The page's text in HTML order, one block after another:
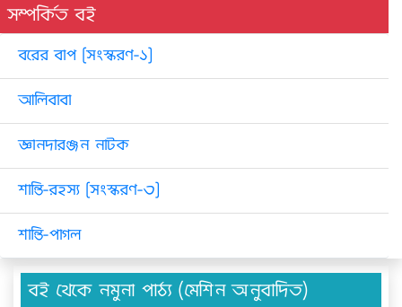
সম্পর্কিত বই
বরের বাপ [সংস্করণ-১]
আলিবাবা
জ্ঞানদারঞ্জন নাটক
শান্তি-রহস্য [সংস্করণ-৩]
শান্তি-পাগল
বই থেকে নমুনা পাঠ্য (মেশিন অনুবাদিত)